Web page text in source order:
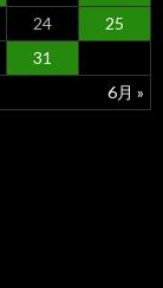
6月 »
24
25
31